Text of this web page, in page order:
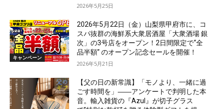
2026年5月25日
キャンペーン
2026年5月22日（金）山梨県甲府市に、コ
スパ抜群の海鮮系大衆居酒屋「大衆酒場 銀
次」の3号店をオープン！2日間限定で“全
品半額” のオープン記念セールを開催！
2026年5月21日
【父の日の新常識】「モノより、一緒に過
ごす時間を」――アンケートで判明した本
音。輸入雑貨の『Azul』が切子グラス